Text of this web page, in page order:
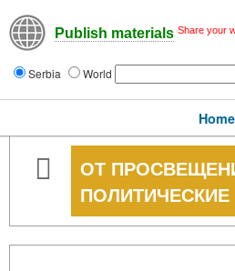
Publish materials Share your
Serbia World
Home
ОТ